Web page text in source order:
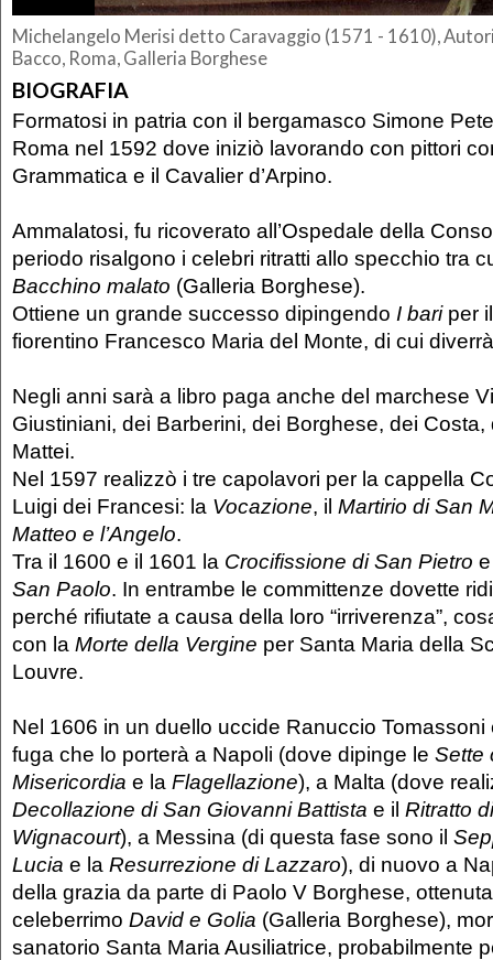
Michelangelo Merisi detto Caravaggio (1571 - 1610),
Bacco, Roma, Galleria Borghese
BIOGRAFIA
Formatosi in patria con il bergamasco Simone
Roma nel 1592 dove iniziò lavorando con pittori
Grammatica e il Cavalier d’Arpino.
Ammalatosi, fu ricoverato all’Ospedale della
periodo risalgono i celebri ritratti allo specchio tra
Bacchino malato (Galleria Borghese).
Ottiene un grande successo dipingendo I bariper
fiorentino Francesco Maria del Monte, di cui
Negli anni sarà a libro paga anche del marchese
Giustiniani, dei Barberini, dei Borghese, dei
Mattei.
Nel 1597 realizzò i tre capolavori per la cappella
Luigi dei Francesi: la Vocazione, il Martirio di San
Matteo e l’Angelo.
Tra il 1600 e il 1601 la Crocifissione di San Pietro
San Paolo. In entrambe le committenze dovette
perché rifiutate a causa della loro “irriverenza”,
con la Morte della Vergine per Santa Maria della
Louvre.
Nel 1606 in un duello uccide Ranuccio Tomassoni
fuga che lo porterà a Napoli (dove dipinge le Sette
Misericordia e la Flagellazione), a Malta (dove
Decollazione di San Giovanni Battista e il Ritratto
Wignacourt), a Messina (di questa fase sono il
Lucia e la Resurrezione di Lazzaro), di nuovo a
della grazia da parte di Paolo V Borghese,
celeberrimo David e Golia (Galleria Borghese),
sanatorio Santa Maria Ausiliatrice, probabilmente